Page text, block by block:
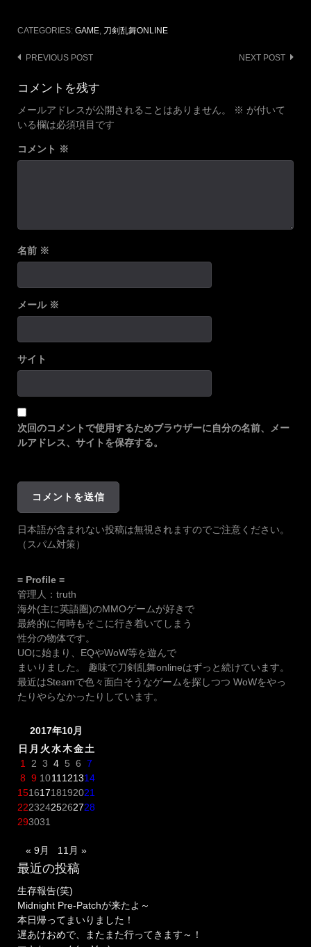
CATEGORIES: GAME, 刀剣乱舞ONLINE
Post
navigation
PREVIOUS POST NEXT POST
コメントを残す
メールアドレスが公開されることはありません。 ※ が付いて
いる欄は必須項目です
コメント ※
名前 ※
メール ※
サイト
次回のコメントで使用するためブラウザーに自分の名前、メー
ルアドレス、サイトを保存する。
日本語が含まれない投稿は無視されますのでご注意ください。
（スパム対策）
= Profile =
管理人：truth
海外(主に英語圏)のMMOゲームが好きで
最終的に何時もそこに行き着いてしまう
性分の物体です。
UOに始まり、EQやWoW等を遊んで
まいりました。 趣味で刀剣乱舞onlineはずっと続けています。
最近はSteamで色々面白そうなゲームを探しつつ WoWをやっ
たりやらなかったりしています。
2017年10月
日 月 火水木金土
1
2 3 4 5 6 7
8 9 1011 121314
15161718192021
22232425262728
293031
« 9月 11月 »
最近の投稿
生存報告(笑)
Midnight Pre-Patchが来たよ～
本日帰ってまいりました！
遅あけおめで、またまた行ってきます～！